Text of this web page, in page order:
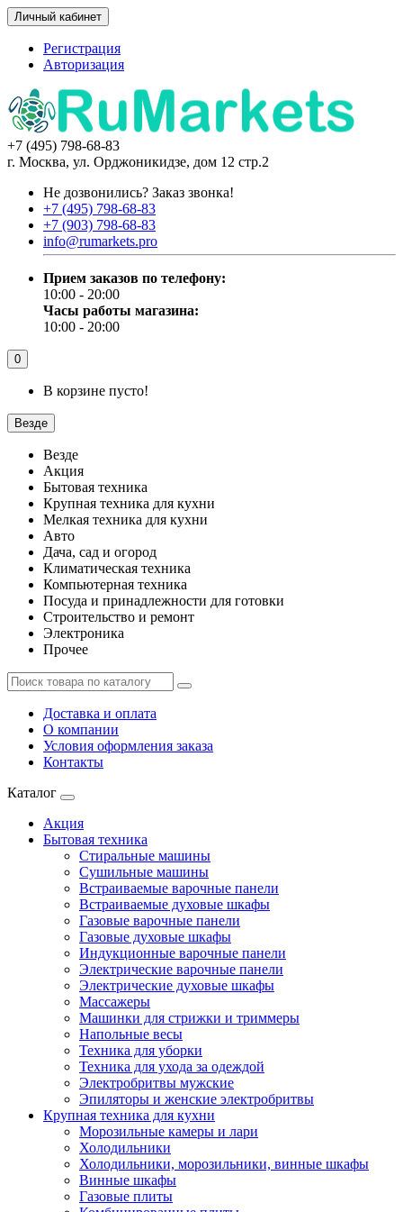
Личный кабинет
Регистрация
Авторизация
+7 (495) 798-68-83
г. Москва, ул. Орджоникидзе, дом 12 стр.2
Не дозвонились? Заказ звонка!
+7 (495) 798-68-83
+7 (903) 798-68-83
info@rumarkets.pro
Прием заказов по телефону:
10:00 - 20:00
Часы работы магазина:
10:00 - 20:00
0
В корзине пусто!
Везде
Везде
Акция
Бытовая техника
Крупная техника для кухни
Мелкая техника для кухни
Авто
Дача, сад и огород
Климатическая техника
Компьютерная техника
Посуда и принадлежности для готовки
Строительство и ремонт
Электроника
Прочее
Доставка и оплата
О компании
Условия оформления заказа
Контакты
Каталог
Акция
Бытовая техника
Стиральные машины
Сушильные машины
Встраиваемые варочные панели
Встраиваемые духовые шкафы
Газовые варочные панели
Газовые духовые шкафы
Индукционные варочные панели
Электрические варочные панели
Электрические духовые шкафы
Массажеры
Машинки для стрижки и триммеры
Напольные весы
Техника для уборки
Техника для ухода за одеждой
Электробритвы мужские
Эпиляторы и женские электробритвы
Крупная техника для кухни
Морозильные камеры и лари
Холодильники
Холодильники, морозильники, винные шкафы
Винные шкафы
Газовые плиты